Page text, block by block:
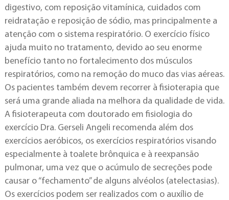
digestivo, com reposição vitamínica, cuidados com
reidratação e reposição de sódio, mas principalmente a
atenção com o sistema respiratório. O exercício físico
ajuda muito no tratamento, devido ao seu enorme
benefício tanto no fortalecimento dos músculos
respiratórios, como na remoção do muco das vias aéreas.
Os pacientes também devem recorrer à fisioterapia que
será uma grande aliada na melhora da qualidade de vida.
A fisioterapeuta com doutorado em fisiologia do
exercício Dra. Gerseli Angeli recomenda além dos
exercícios aeróbicos, os exercícios respiratórios visando
especialmente à toalete brônquica e à reexpansão
pulmonar, uma vez que o acúmulo de secreções pode
causar o “fechamento” de alguns alvéolos (atelectasias).
Os exercícios podem ser realizados com o auxílio de